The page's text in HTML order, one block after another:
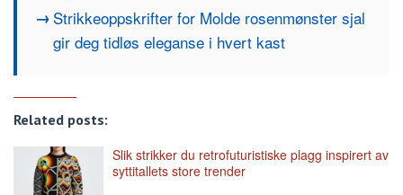
Strikkeoppskrifter for Molde rosenmønster sjal
gir deg tidløs eleganse i hvert kast
Related posts:
Slik strikker du retrofuturistiske plagg inspirert av
syttitallets store trender